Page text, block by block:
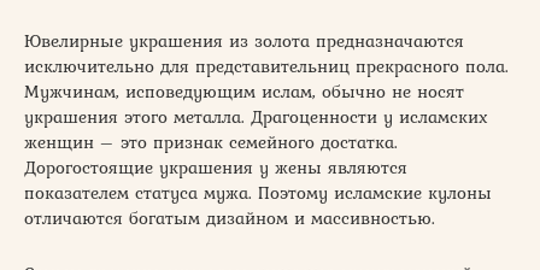
Ювелирные украшения из золота предназначаются
исключительно для представительниц прекрасного пола.
Мужчинам, исповедующим ислам, обычно не носят
украшения этого металла. Драгоценности у исламских
женщин – это признак семейного достатка.
Дорогостоящие украшения у жены являются
показателем статуса мужа. Поэтому исламские кулоны
отличаются богатым дизайном и массивностью.